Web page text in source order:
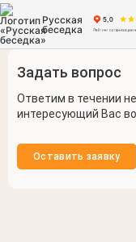
Русская
беседка
Задать вопрос
Ответим в течении
интересующий Вас
Оставить заявку